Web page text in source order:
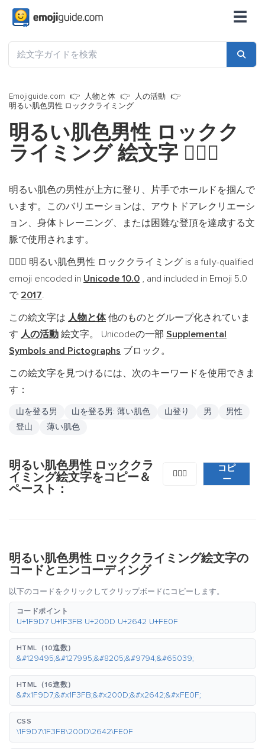
☰
Emojiguide.com 人物と体
人の活動
明るい肌色男性 ロッククライミング
明るい肌色男性 ロックク
ライミング 絵文字 🧗🏻‍♂️
明るい肌色の男性が上方に登り、片手でホールドを掴んで
います。このバリエーションは、アウトドアレクリエーシ
ョン、身体トレーニング、または困難な登頂を達成する文
脈で使用されます。
🧗🏻‍♂️ 明るい肌色男性 ロッククライミング is a fully-qualified
emoji encoded in Unicode 10.0 , and included in Emoji 5.0
で 2017.
この絵文字は 人物と体他のものとグループ化されていま
す 人の活動 絵文字。 Unicodeの一部 Supplemental
Symbols and Pictographs ブロック。
この絵文字を見つけるには、次のキーワードを使用できま
す：
山を登る男 山を登る男: 薄い肌色 山登り 男
男性
登山
薄い肌色
明るい肌色男性 ロッククラ
イミング絵文字をコピー＆
ペースト：
🧗🏻‍♂️
コピ
ー
明るい肌色男性 ロッククライミング絵文字の
コードとエンコーディング
以下のコードをクリックしてクリップボードにコピーします。
コードポイント
U+1F9D7 U+1F3FB U+200D U+2642 U+FE0F
HTML（10進数）
&#129495;&#127995;&#8205;&#9794;&#65039;
HTML（16進数）
&#x1F9D7;&#x1F3FB;&#x200D;&#x2642;&#xFE0F;
CSS
\1F9D7\1F3FB\200D\2642\FE0F